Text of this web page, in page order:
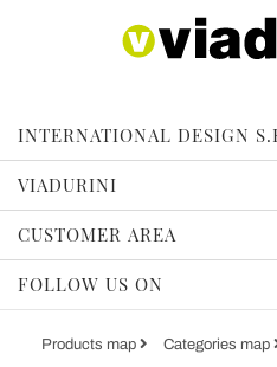
INTERNATIONAL DESIGN
VIADURINI
CUSTOMER AREA
FOLLOW US ON
Products map Categories map